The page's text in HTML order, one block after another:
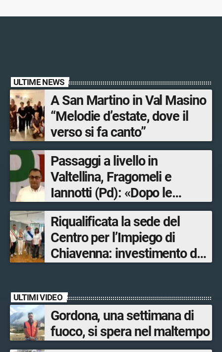
ULTIME NEWS
A San Martino in Val Masino
“Melodie d’estate, dove il
verso si fa canto”
Passaggi a livello in
Valtellina, Fragomeli e
Iannotti (Pd): «Dopo le
Olimpiadi solo un terzo delle
opere sostitutive sarà
ultimato entro il 2026»
Riqualificata la sede del
Centro per l’Impiego di
Chiavenna: investimento da
ULTIMI VIDEO
Gordona, una settimana di
fuoco, si spera nel maltempo